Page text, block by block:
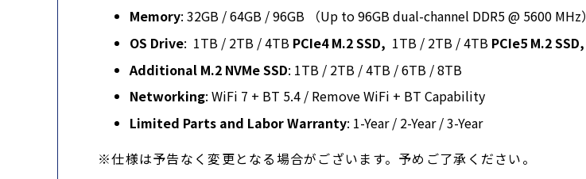
Memory: 32GB / 64GB / 96GB （Up to 96GB dual-channel DDR5 @ 5600 MHz）
OS Drive: 1TB / 2TB / 4TB PCIe4 M.2 SSD, 1TB / 2TB / 4TB PCIe5 M.2 SSD,
Additional M.2 NVMe SSD: 1TB / 2TB / 4TB / 6TB / 8TB
Networking: WiFi 7 + BT 5.4 / Remove WiFi + BT Capability
Limited Parts and Labor Warranty: 1-Year / 2-Year / 3-Year
※仕様は予告なく変更となる場合がございます。予めご了承ください。